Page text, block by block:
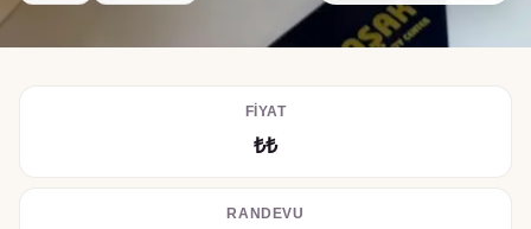
FIYAT
₺₺
RANDEVU